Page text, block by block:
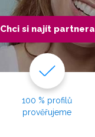
Chci si najít partnera
100 % profilů
prověřujeme